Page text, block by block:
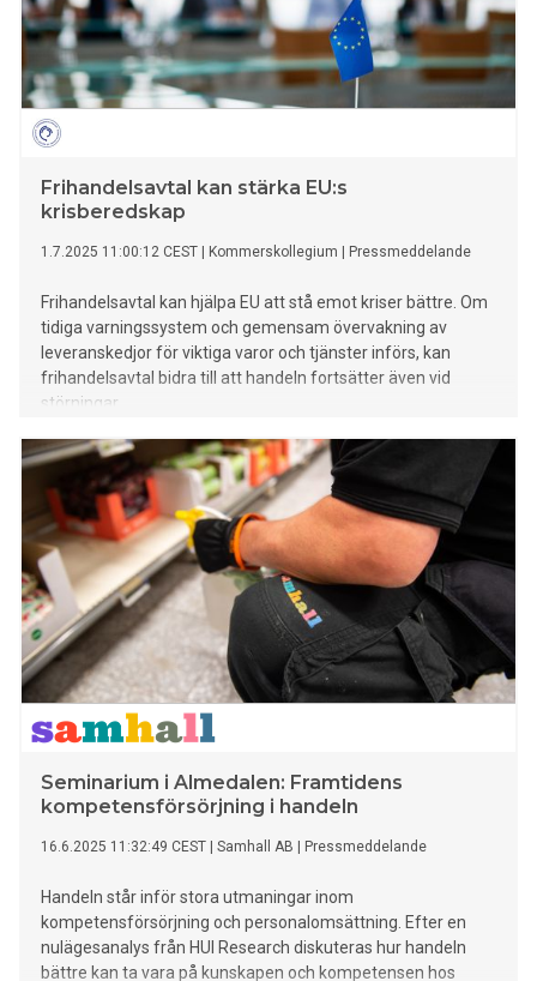
Frihandelsavtal kan stärka EU:s
krisberedskap
1.7.2025 11:00:12 CEST Kommerskollegium Pressmeddelande
Frihandelsavtal kan hjälpa EU att stå emot kriser bättre. Om
tidiga varningssystem och gemensam övervakning av
leveranskedjor för viktiga varor och tjänster införs, kan
frihandelsavtal bidra till att handeln fortsätter även vid
störningar.
Seminarium i Almedalen: Framtidens
kompetensförsörjning i handeln
16.6.2025 11:32:49 CEST Samhall AB Pressmeddelande
Handeln står inför stora utmaningar inom
kompetensförsörjning och personalomsättning. Efter en
nulägesanalys från HUI Research diskuteras hur handeln
bättre kan ta vara på kunskapen och kompetensen hos